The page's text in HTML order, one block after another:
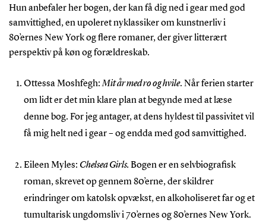
Hun anbefaler her bogen, der kan få dig ned i gear med god
samvittighed, en upoleret nyklassiker om kunstnerliv i
80’ernes New York og flere romaner, der giver litterært
perspektiv på køn og forældreskab.
Ottessa Moshfegh:Mit år med ro og hvile. Når ferien starter
om lidt er det min klare plan at begynde med at læse
denne bog. For jeg antager, at dens hyldest til passivitet vil
få mig helt ned i gear – og endda med god samvittighed.
Eileen Myles: Chelsea Girls.Bogen er en selvbiografisk
roman, skrevet op gennem 80’erne, der skildrer
erindringer om katolsk opvækst, en alkoholiseret far og et
tumultarisk ungdomsliv i 70’ernes og 80’ernes New York.